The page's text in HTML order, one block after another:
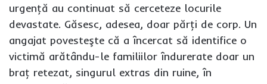
urgenţă au continuat să cerceteze locurile
devastate. Găsesc, adesea, doar părţi de corp. Un
angajat povesteşte că a încercat să identifice o
victimă arătându-le familiilor îndurerate doar un
braţ retezat, singurul extras din ruine, în